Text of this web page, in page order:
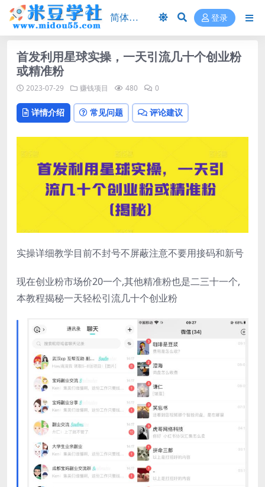
登录
首发利用星球实操，一天引流几十个创业粉
或精准粉
2023-07-29 赚钱项目 480 0
详情介绍 常见问题 评论建议
实操详细教学目前不封号不屏蔽注意不要用接码和新号
现在创业粉市场价20一个,其他精准粉也是二三十一个,
本教程揭秘一天轻松引流几十个创业粉